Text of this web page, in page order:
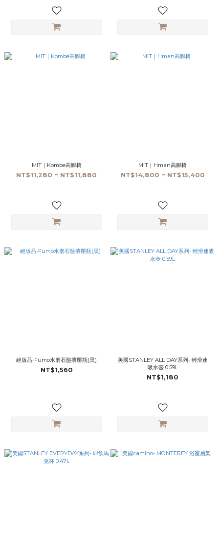
MIT｜Kombe高腳椅
NT$11,280 ~ NT$11,880
MIT｜Hman高腳椅
NT$14,800 ~ NT$15,400
絕版品-Fumo水磨石盤擠壓瓶(黑)
NT$1,560
美國STANLEY ​​​ALL DAY系列- 輕滑速
吸水壺 0.59L
NT$1,180